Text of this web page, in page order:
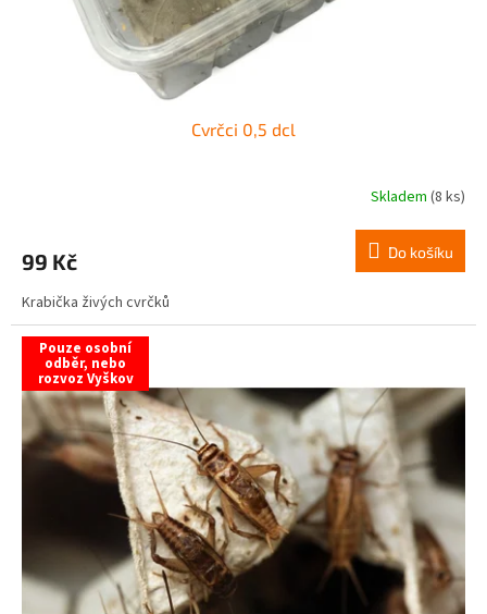
Cvrčci 0,5 dcl
Skladem (8 ks)
99 Kč Do košíku
Krabička živých cvrčků
Pouze osobní
odběr, nebo
rozvoz Vyškov